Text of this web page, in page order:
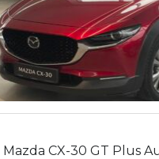
Mazda CX-30 GT Plus